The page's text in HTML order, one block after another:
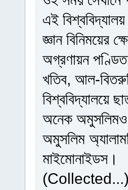
এই
জ্ঞান বিনিময়ের
অগ্রণায়ন
খতিব, আল-
বিশ্ববিদ্যালয়ে
অনেক অমুসলিমও
অমুসলিম
মাইমোনাইডস।
(Collected...)